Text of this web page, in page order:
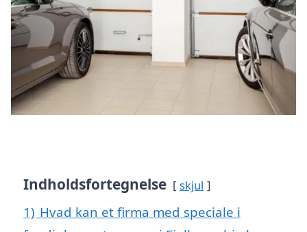
Indholdsfortegnelse skjul
1) Hvad kan et firma med speciale i